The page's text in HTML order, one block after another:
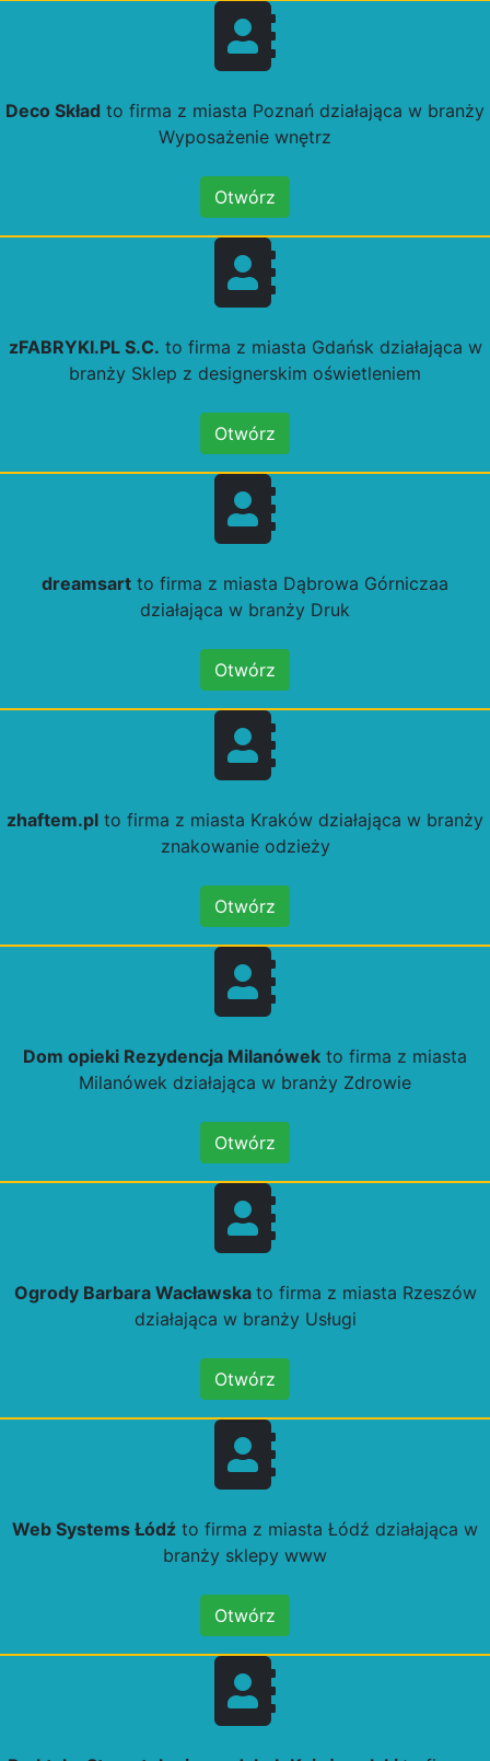
Deco Skład to firma z miasta Poznań działająca w branży
Wyposażenie wnętrz
Otwórz
zFABRYKI.PL S.C. to firma z miasta Gdańsk działająca w
branży Sklep z designerskim oświetleniem
Otwórz
dreamsart to firma z miasta Dąbrowa Górniczaa
działająca w branży Druk
Otwórz
zhaftem.pl to firma z miasta Kraków działająca w branży
znakowanie odzieży
Otwórz
Dom opieki Rezydencja Milanówek to firma z miasta
Milanówek działająca w branży Zdrowie
Otwórz
Ogrody Barbara Wacławska to firma z miasta Rzeszów
działająca w branży Usługi
Otwórz
Web Systems Łódź to firma z miasta Łódź działająca w
branży sklepy www
Otwórz